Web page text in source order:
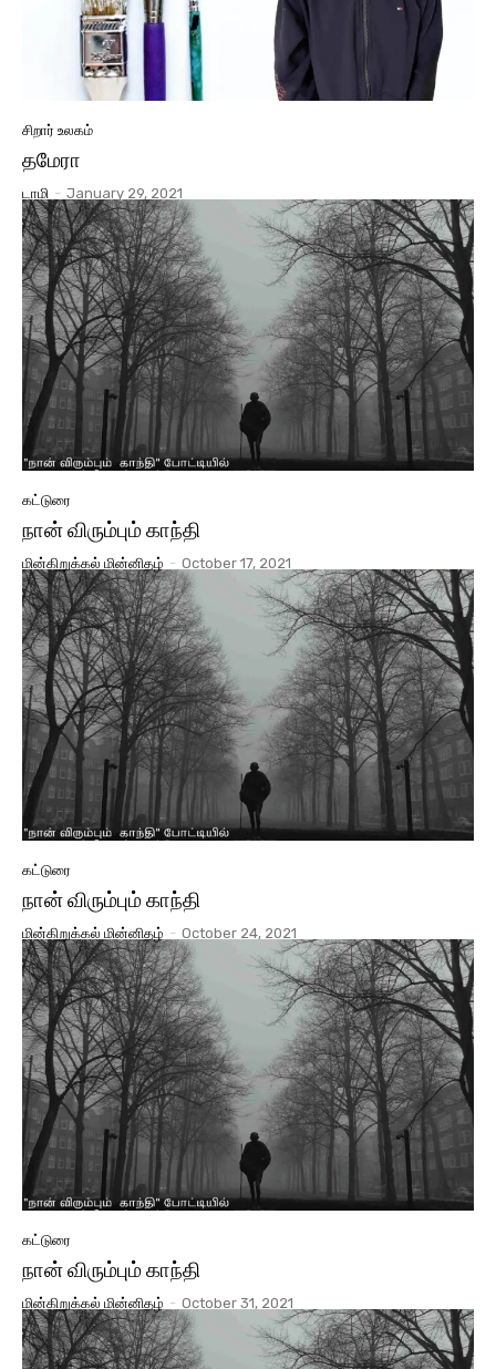
சிறார் உலகம்
தமேரா
டாமி - January 29, 2021
கட்டுரை
நான் விரும்பும் காந்தி
மின்கிறுக்கல் மின்னிதழ் - October 17, 2021
கட்டுரை
நான் விரும்பும் காந்தி
மின்கிறுக்கல் மின்னிதழ் - October 24, 2021
கட்டுரை
நான் விரும்பும் காந்தி
மின்கிறுக்கல் மின்னிதழ் - October 31, 2021